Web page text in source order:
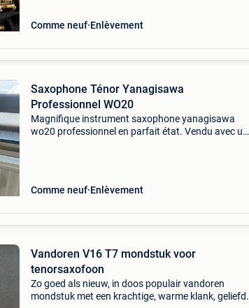
Comme neuf Enlèvement
Saxophone Ténor Yanagisawa
Professionnel WO20
Magnifique instrument saxophone yanagisawa
wo20 professionnel en parfait état. Vendu avec un
Comme neuf Enlèvement
Vandoren V16 T7 mondstuk voor
tenorsaxofoon
Zo goed als nieuw, in doos populair vandoren
mondstuk met een krachtige, warme klank, geliefd